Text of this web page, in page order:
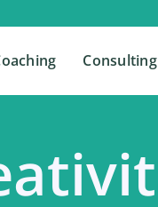
Consulting
Consulting